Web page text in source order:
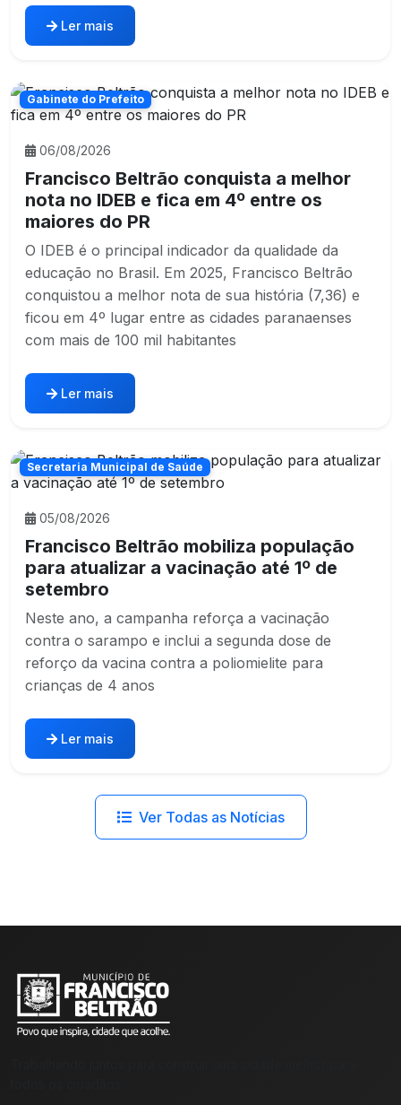
Ler mais
Gabinete do Prefeito
06/08/2026
Francisco Beltrão conquista a melhor
nota no IDEB e fica em 4º entre os
maiores do PR
O IDEB é o principal indicador da qualidade da
educação no Brasil. Em 2025, Francisco Beltrão
conquistou a melhor nota de sua história (7,36) e
ficou em 4º lugar entre as cidades paranaenses
com mais de 100 mil habitantes
Ler mais
Secretaria Municipal de Saúde
05/08/2026
Francisco Beltrão mobiliza população
para atualizar a vacinação até 1º de
setembro
Neste ano, a campanha reforça a vacinação
contra o sarampo e inclui a segunda dose de
reforço da vacina contra a poliomielite para
crianças de 4 anos
Ler mais
Ver Todas as Notícias